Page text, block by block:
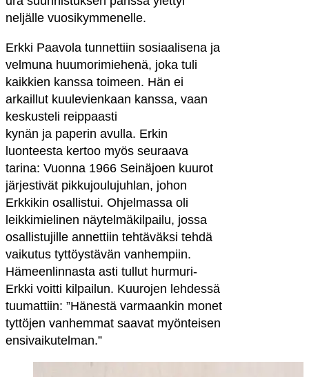
neljälle vuosikymmenelle.
Erkki Paavola tunnettiin sosiaalisena ja
velmuna huumorimiehenä, joka tuli
kaikkien kanssa toimeen. Hän ei
arkaillut kuulevienkaan kanssa, vaan
keskusteli reippaasti
kynän ja paperin avulla. Erkin
luonteesta kertoo myös seuraava
tarina: Vuonna 1966 Seinäjoen kuurot
järjestivät pikkujoulujuhlan, johon
Erkkikin osallistui. Ohjelmassa oli
leikkimielinen näytelmäkilpailu, jossa
osallistujille annettiin tehtäväksi tehdä
vaikutus tyttöystävän vanhempiin.
Hämeenlinnasta asti tullut hurmuri-
Erkki voitti kilpailun. Kuurojen lehdessä
tuumattiin: ”Hänestä varmaankin monet
tyttöjen vanhemmat saavat myönteisen
ensivaikutelman.”